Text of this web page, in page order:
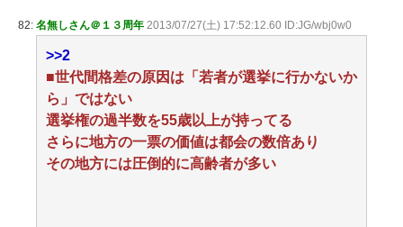
82: 名無しさん＠１３周年 2013/07/27(土) 17:52:12.60 ID:JG/wbj0w0
>>2
■世代間格差の原因は「若者が選挙に行かないか
ら」ではない
選挙権の過半数を55歳以上が持ってる
さらに地方の一票の価値は都会の数倍あり
その地方には圧倒的に高齢者が多い